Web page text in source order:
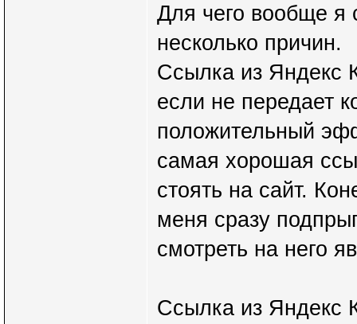
Для чего вообще я
несколько причин.
Ссылка из Яндекс
если не передает
положительный
самая хорошая
стоять на сайт.
меня сразу
смотреть на него
Ссылка из Яндекс